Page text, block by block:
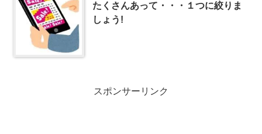
たくさんあって・・・１つに絞りま
しょう!
スポンサーリンク